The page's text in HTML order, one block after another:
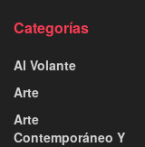
Categorías
Al Volante
Arte
Arte
Contemporáneo Y